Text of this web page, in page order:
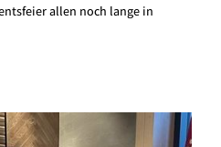
allen noch lange in